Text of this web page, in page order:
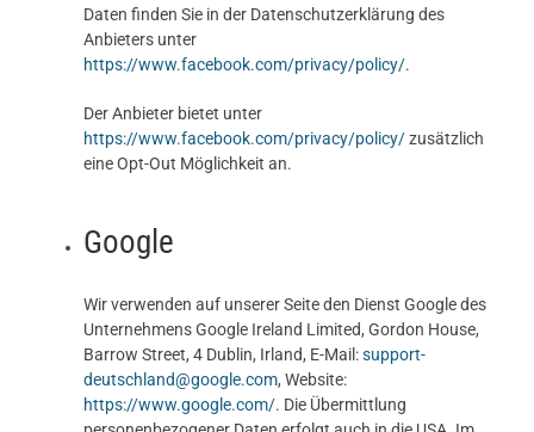
Daten finden Sie in der Datenschutzerklärung des
Anbieters unter
https://www.facebook.com/privacy/policy/.
Der Anbieter bietet unter
https://www.facebook.com/privacy/policy/zusätzlich
eine Opt-Out Möglichkeit an.
Google
Wir verwenden auf unserer Seite den Dienst Google des
Unternehmens Google Ireland Limited, Gordon House,
Barrow Street, 4 Dublin, Irland, E-Mail:support-
deutschland@google.com, Website:
https://www.google.com/. Die Übermittlung